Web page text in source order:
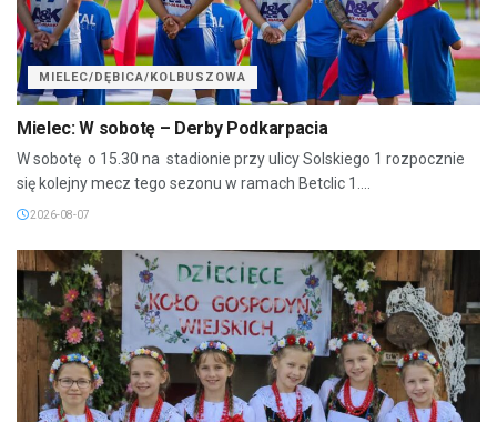
MIELEC/DĘBICA/KOLBUSZOWA
Mielec: W sobotę – Derby Podkarpacia
W sobotę o 15.30 na stadionie przy ulicy Solskiego 1 rozpocznie
się kolejny mecz tego sezonu w ramach Betclic 1....
2026-08-07